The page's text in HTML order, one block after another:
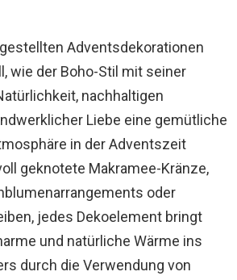
Adventsdekorationen
wie der Boho-Stil mit seiner
nachhaltigen
Liebe eine gemütliche
in der Adventszeit
geknotete Makramee-Kränze,
oder
jedes Dekoelement bringt
und natürliche Wärme ins
durch die Verwendung von